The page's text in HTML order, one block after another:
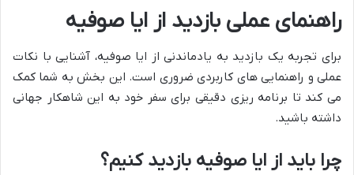
راهنمای عملی بازدید از ایا صوفیه
برای تجربه یک بازدید به یادماندنی از ایا صوفیه، آشنایی با نکات
عملی و راهنمایی های کاربردی ضروری است. این بخش به شما کمک
می کند تا برنامه ریزی دقیقی برای سفر خود به این شاهکار جهانی
داشته باشید.
چرا باید از ایا صوفیه بازدید کنیم؟